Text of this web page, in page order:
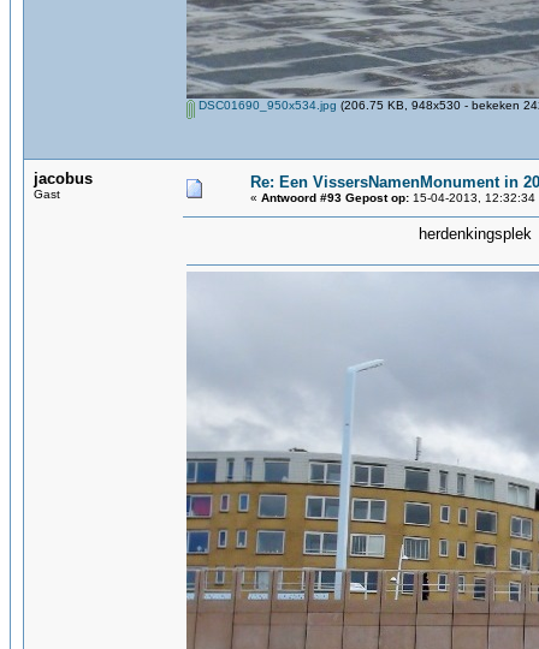
DSC01690_950x534.jpg (206.75 KB, 948x530 - bekeken
jacobus
Gast
Re: Een VissersNamenMonument in
« Antwoord #93 Gepost op: 15-04-2013, 12:32:34
herdenkingsplek